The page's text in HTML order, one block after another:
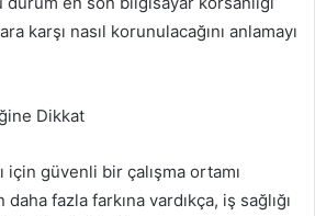
karşı nasıl korunulacağını anlamayı
Dikkat
için güvenli bir çalışma ortamı
fazla farkına vardıkça, iş sağlığı